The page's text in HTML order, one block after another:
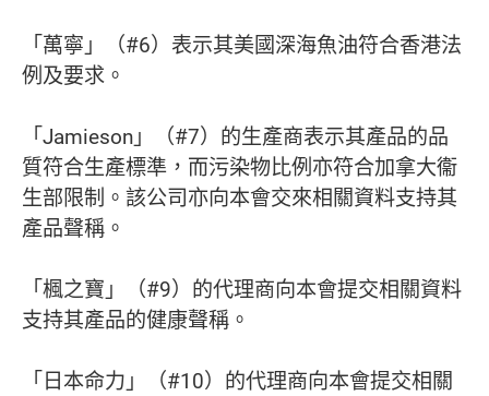
「萬寧」（#6）表示其美國深海魚油符合香港法
例及要求。
「Jamieson」（#7）的生產商表示其產品的品
質符合生產標準，而污染物比例亦符合加拿大衞
生部限制。該公司亦向本會交來相關資料支持其
產品聲稱。
「楓之寶」（#9）的代理商向本會提交相關資料
支持其產品的健康聲稱。
「日本命力」（#10）的代理商向本會提交相關